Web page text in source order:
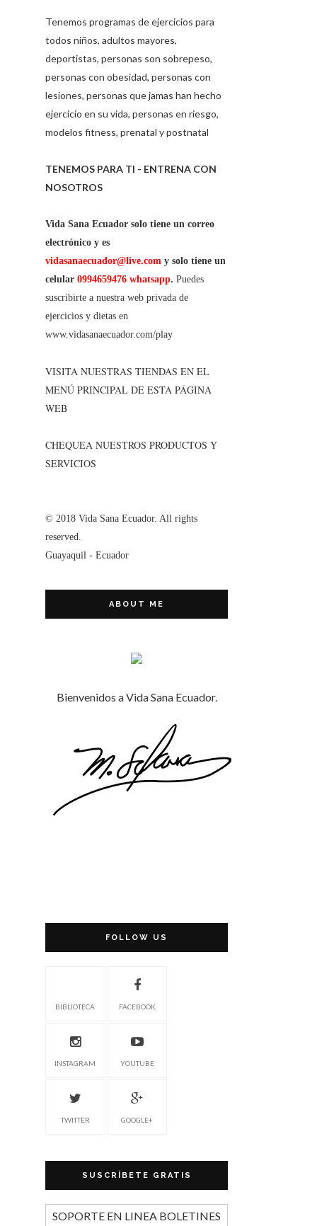
Tenemos programas de ejercicios para
todos niños, adultos mayores,
deportistas, personas son sobrepeso,
personas con obesidad, personas con
lesiones, personas que jamas han hecho
ejercicio en su vida, personas en riesgo,
modelos fitness, prenatal y postnatal
TENEMOS PARA TI - ENTRENA CON
NOSOTROS
Vida Sana Ecuador solo tiene un correo
electrónico y es
vidasanaecuador@live.com y solo tiene un
celular 0994659476 whatsapp. Puedes
suscribirte a nuestra web privada de
ejercicios y dietas en
www.vidasanaecuador.com/play
VISITA NUESTRAS TIENDAS EN EL
MENÚ PRINCIPAL DE ESTA PÁGINA
WEB
CHEQUEA NUESTROS PRODUCTOS Y
SERVICIOS
© 2018 Vida Sana Ecuador. All rights
reserved.
Guayaquil - Ecuador
ABOUT ME
Bienvenidos a Vida Sana Ecuador.
FOLLOW US
BIBLIOTECA FACEBOOK
INSTAGRAM YOUTUBE
TWITTER GOOGLE+
SUSCRÍBETE GRATIS
SOPORTE EN LINEA BOLETINES